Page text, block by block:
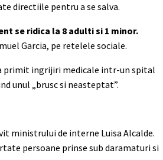
directiile pentru a se salva.
se ridica la 8 adulti si 1 minor.
Garcia, pe retelele sociale.
primit ingrijiri medicale intr-un spital
unul „brusc si neasteptat”.
ministrului de interne Luisa Alcalde.
persoane prinse sub daramaturi si